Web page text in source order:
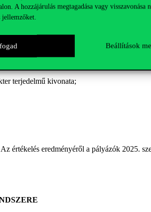
A hozzájárulás megtagadása vagy visszavonása
Beállítások
formátumban;
terjedelmű kivonata;
értékelés eredményéről a pályázók 2025.